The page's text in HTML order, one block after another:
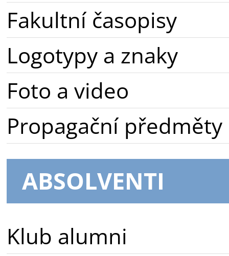
Fakultní časopisy
Logotypy a znaky
Foto a video
Propagační předměty
ABSOLVENTI
Klub alumni